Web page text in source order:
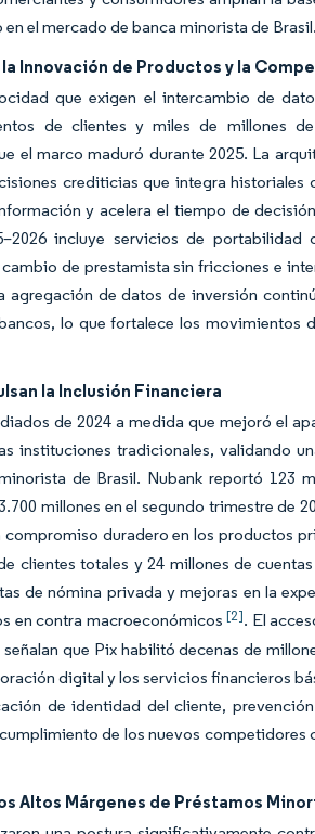
el mercado de banca minorista de Brasil.
Innovación de Productos y la
que exigen el intercambio de
de clientes y miles de millones
el marco maduró durante 2025. La
crediticias que integra historiales
y acelera el tiempo de
incluye servicios de
de prestamista sin fricciones e
de datos de inversión
lo que fortalece los movimientos
la Inclusión Financiera
de 2024 a medida que mejoró el
instituciones tradicionales, validando
de Brasil. Nubank reportó 123
millones en el segundo trimestre de
compromiso duradero en los productos
clientes totales y 24 millones de
de nómina privada y mejoras en la
en contra macroeconómicos[2]. El
que Pix habilitó decenas de
digital y los servicios financieros
de identidad del cliente,
de los nuevos competidores
Altos Márgenes de Préstamos